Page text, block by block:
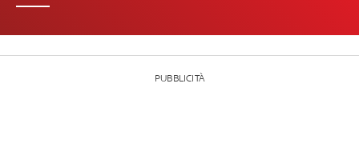
PUBBLICITÀ